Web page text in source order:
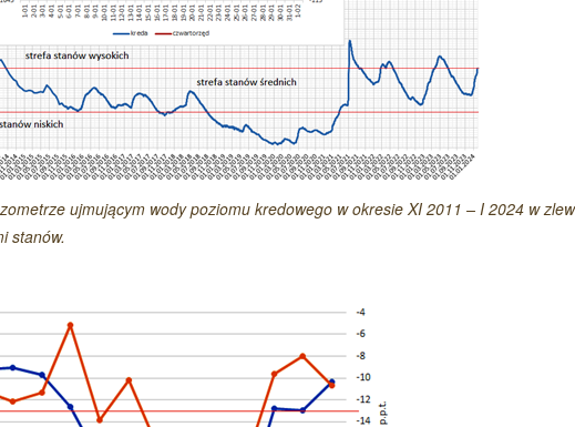
ujmującym wody poziomu kredowego w okresie XI 2011 – I 2024 w
stanów.